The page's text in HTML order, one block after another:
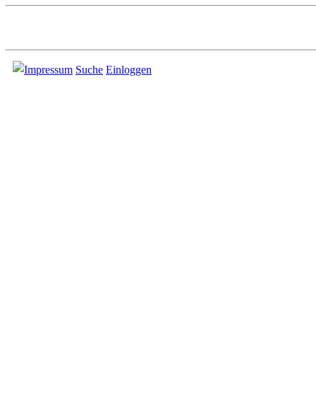
Impressum Suche Einloggen